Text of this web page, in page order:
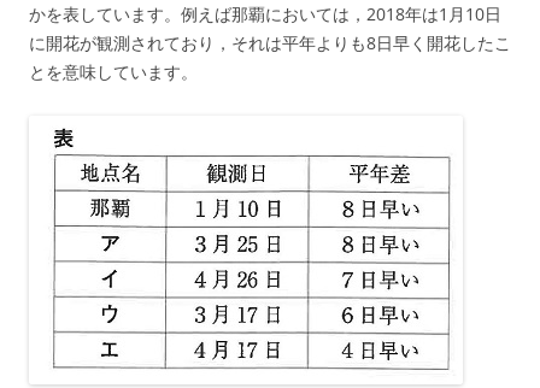
かを表しています。例えば那覇においては，2018年は1月10日
に開花が観測されており，それは平年よりも8日早く開花したこ
とを意味しています。